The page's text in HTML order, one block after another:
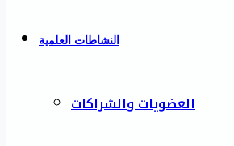
النشاطات العلمية
العضويات والشراكات